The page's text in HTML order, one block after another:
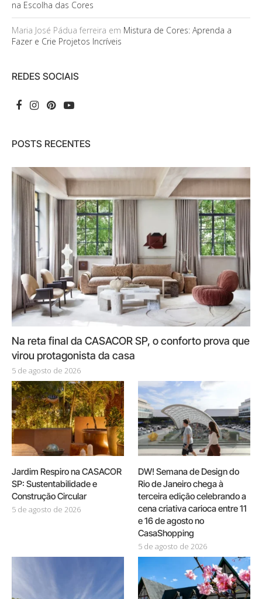
na Escolha das Cores
Maria José Pádua ferreira em Mistura de Cores: Aprenda a
Fazer e Crie Projetos Incríveis
REDES SOCIAIS
POSTS RECENTES
Na reta final da CASACOR SP, o conforto prova que
virou protagonista da casa
5 de agosto de 2026
Jardim Respiro na CASACOR
SP: Sustentabilidade e
Construção Circular
5 de agosto de 2026
DW! Semana de Design do
Rio de Janeiro chega à
terceira edição celebrando a
cena criativa carioca entre 11
e 16 de agosto no
CasaShopping
5 de agosto de 2026